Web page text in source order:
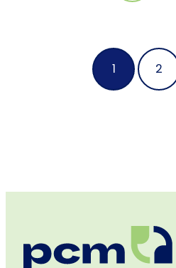
Bouw
sterkere
1 2